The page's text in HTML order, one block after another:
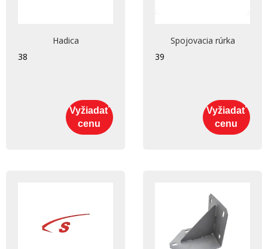
Hadica
38
Vyžiadať
cenu
Spojovacia rúrka
39
Vyžiadať
cenu